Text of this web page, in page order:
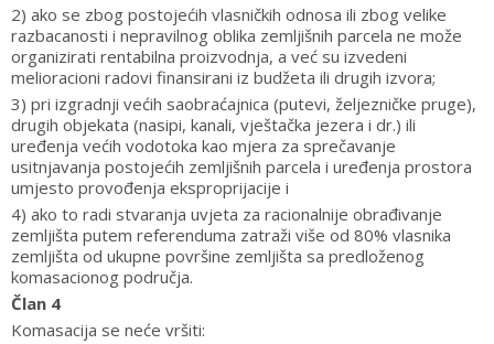
2) ako se zbog postojećih vlasničkih odnosa ili zbog velike
razbacanosti i nepravilnog oblika zemljišnih parcela ne može
organizirati rentabilna proizvodnja, a već su izvedeni
melioracioni radovi finansirani iz budžeta ili drugih izvora;
3) pri izgradnji većih saobraćajnica (putevi, željezničke pruge),
drugih objekata (nasipi, kanali, vještačka jezera i dr.) ili
uređenja većih vodotoka kao mjera za sprečavanje
usitnjavanja postojećih zemljišnih parcela i uređenja prostora
umjesto provođenja eksproprijacije i
4) ako to radi stvaranja uvjeta za racionalnije obrađivanje
zemljišta putem referenduma zatraži više od 80% vlasnika
zemljišta od ukupne površine zemljišta sa predloženog
komasacionog područja.
Član 4
Komasacija se neće vršiti: